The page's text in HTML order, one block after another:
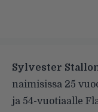
Sylvester
naimisissa 25
ja 54-vuotiaalle